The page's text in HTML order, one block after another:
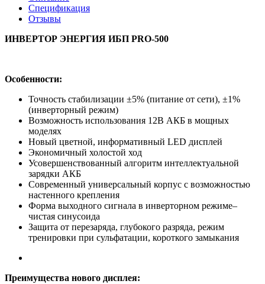
Спецификация
Отзывы
ИНВЕРТОР ЭНЕРГИЯ ИБП PRO-500
Особенности:
Точность стабилизации ±5% (питание от сети), ±1%
(инверторный режим)
Возможность использования 12В АКБ в мощных
моделях
Новый цветной, информативный LED дисплей
Экономичный холостой ход
Усовершенствованный алгоритм интеллектуальной
зарядки АКБ
Современный универсальный корпус с возможностью
настенного крепления
Форма выходного сигнала в инверторном режиме–
чистая синусоида
Защита от перезаряда, глубокого разряда, режим
тренировки при сульфатации, короткого замыкания
Преимущества нового дисплея: